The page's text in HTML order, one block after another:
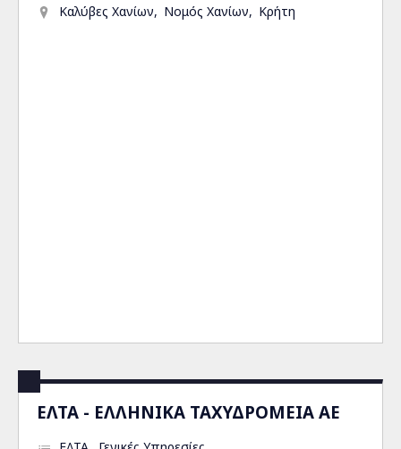
Καλύβες Χανίων Νομός Χανίων Κρήτη
ΕΛΤΑ - ΕΛΛΗΝΙΚΑ ΤΑΧΥΔΡΟΜΕΙΑ ΑΕ